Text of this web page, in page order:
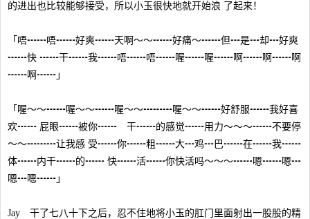
的进出也比较能够接受，所以小玉很快地就开始浪 了起来！
「唔┅┅唔┅┅好爽┅┅天啊～～┅┅好痛～┅┅但┅是┅却┅好爽
┅┅快 ┅┅干┅┅我┅┅唔┅┅唔┅┅喔┅┅喔┅┅啊┅┅啊┅┅啊
┅┅啊┅┅」
「喔～～┅┅喔～～┅┅喔～～┅┅┅喔～～┅┅好舒服┅┅我好喜
欢┅┅ 屁眼┅┅被你┅┅ 干┅┅的感觉┅┅用力～～～┅┅不要停
～～┅┅┅让我感 受┅┅你┅┅粗┅┅大┅鸡┅巴┅┅在┅┅我┅┅
体┅┅内干┅┅的┅┅ 快┅┅活┅┅你快活吗～～～┅┅嗯┅┅嗯┅
嗯┅嗯┅┅」
Jay 干了七八十下之后，忍不住地将小玉的肛门里面射出一股股的精